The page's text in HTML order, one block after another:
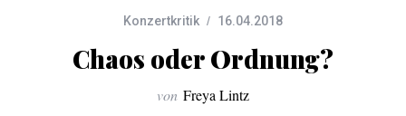
Konzertkritik 16.04.2018
Chaos oder Ordnung?
von Freya Lintz